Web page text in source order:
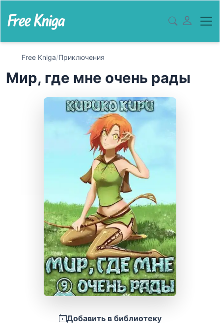
Free Kniga/Приключения
Мир, где мне очень рады
Добавить в библиотеку